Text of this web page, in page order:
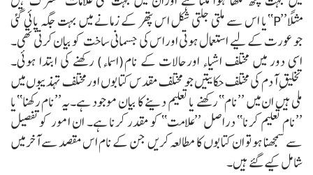
مثلاً’’P‘‘یا اس سے ملتی جلتی شکل اس پتھر کے زمانے میں بہت جگہ پائی گئی
جو عورت کے لیے استعمال ہوتی اوراس کی جسمانی ساخت کو بیان کرتی تھی۔
اسی دور میں مختلف اشیاء اورحالات کے نام(اسماء) رکھنے کی ابتدا ہوئی۔
تخلیقِ آدم کی مختلف حکایتیں جو مختلف مقدس کتابوں اورمختلف تہذیبوں میں
ملی ہیں ان میں ’’نام‘‘ رکھنے یا تعلیم دینے کا بیان موجود ہے۔یہ’’نام رکھنا‘‘یا
’’نام تعلیم کرنا‘‘ دراصل ’’علامت‘‘ کو مقدر کرنا ہے۔ ان امور کو تفصیل
سے سمجھنا ہو تو ان کتابوں کا مطالعہ کریں جن کے نام اس مقصد سے آخر میں
شامل کیے گئے ہیں۔